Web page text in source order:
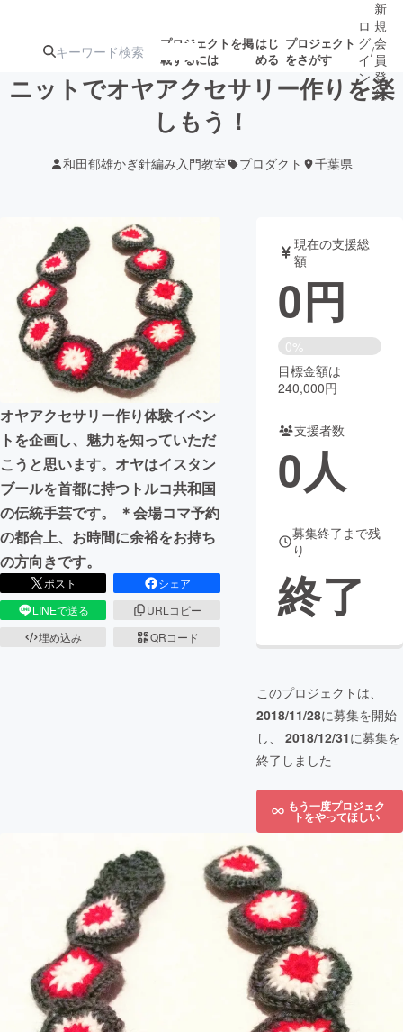
プロジェクトを掲
載するには
はじ
める
プロジェクト
をさがす
ターン
注目の新着プロ
ジェクト
募集終了が近いプ
ロジェクト
もうすぐ公開
されます
アート・写真 音楽
テクノロジー・ガジェット ゲーム・サ
映像・映画 書籍・雑誌
ビジネス・起業 チャレンジ
まちづくり・地域活性化
CAMPFIRE for Social Good
CAMPFIRE Creation
CAMPFIREふるさと納税machi-ya
ロ
グ
イ
ン
/
新
規
会
員
登
録
ニットでオヤアクセサリー作りを楽
しもう！
和田郁雄かぎ針編み入門教室 プロダクト 千葉県
オヤアクセサリー作り体験イベン
トを企画し、魅力を知っていただ
こうと思います。オヤはイスタン
ブールを首都に持つトルコ共和国
の伝統手芸です。 ＊会場コマ予約
の都合上、お時間に余裕をお持ち
の方向きです。
ポスト
シェア
LINEで送る
URLコピー
埋め込み
QRコード
現在の支援総
額
0円
0%
目標金額は
240,000円
支援者数
0人
募集終了まで残
り
終了
このプロジェクトは、
2018/11/28に募集を開始
し、 2018/12/31に募集を
終了しました
もう一度プロジェク
トをやってほしい